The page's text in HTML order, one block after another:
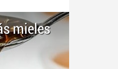
mieles